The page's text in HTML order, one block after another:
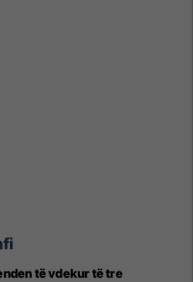
të vdekur të tre